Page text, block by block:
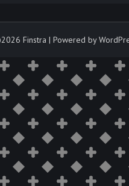
Finstra | Powered by